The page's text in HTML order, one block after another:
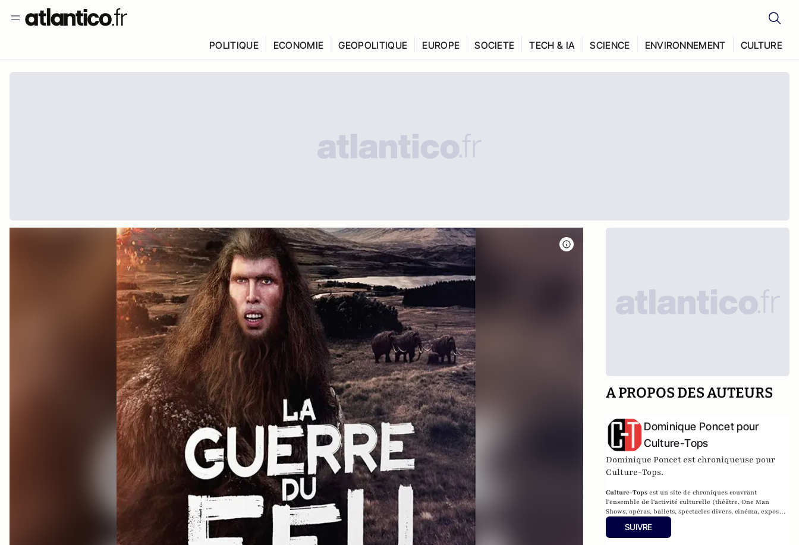
POLITIQUE ECONOMIE GEOPOLITIQUE EUROPE SOCIETE TECH & IA SCIENCE ENVIRONNEMENT CULTURE
A PROPOS DES AUTEURS
Dominique Poncet pour
Culture-Tops
Dominique Poncet est chroniqueuse pour
Culture-Tops.
Culture-Tops est un site de chroniques couvrant
l'ensemble de l'activité culturelle (théâtre, One Man
Shows, opéras, ballets, spectacles divers, cinéma, expos,
livres, etc.).
SUIVRE